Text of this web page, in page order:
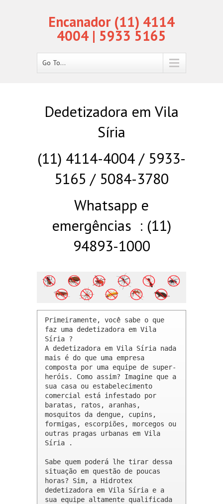
Encanador (11) 4114
4004 | 5933 5165
Go To...
Dedetizadora em Vila
Síria
(11) 4114-4004 / 5933-
5165 / 5084-3780
Whatsapp e
emergências : (11)
94893-1000
Primeiramente, você sabe o que
faz uma dedetizadora em Vila
Síria ?
A dedetizadora em Vila Síria nada
mais é do que uma empresa
composta por uma equipe de super-
heróis. Como assim? Imagine que a
sua casa ou estabelecimento
comercial está infestado por
baratas, ratos, aranhas,
mosquitos da dengue, cupins,
formigas, escorpiões, morcegos ou
outras pragas urbanas em Vila
Síria .
Sabe quem poderá lhe tirar dessa
situação em questão de poucas
horas? Sim, a Hidrotex
dedetizadora em Vila Síria e a
sua equipe altamente qualificada